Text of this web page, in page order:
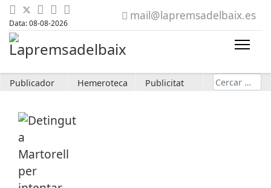
Data: 08-08-2026
mail@lapremsadelbaix.es
Publicador Hemeroteca Publicitat Cerca